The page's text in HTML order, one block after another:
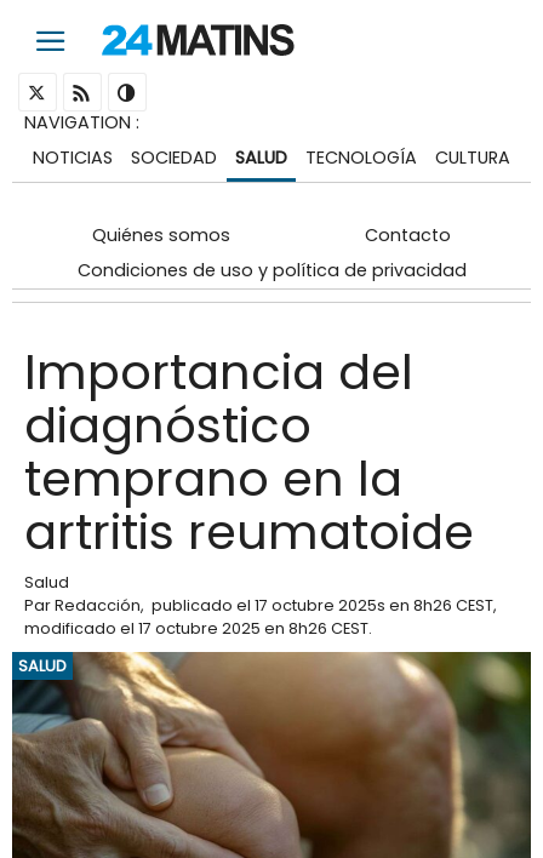
NAVIGATION :
NOTICIAS
SOCIEDAD SALUD TECNOLOGÍA CULTURA
Quiénes somos
Contacto
Condiciones de uso y política de privacidad
Importancia del
diagnóstico
temprano en la
artritis reumatoide
Salud
ParRedacción, publicado el 17 octubre 2025s en 8h26 CEST,
modificado el 17 octubre 2025 en 8h26 CEST.
SALUD